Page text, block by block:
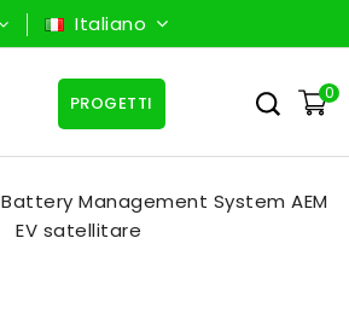
Italiano
0
PROGETTI
Battery Management System AEM
EV satellitare